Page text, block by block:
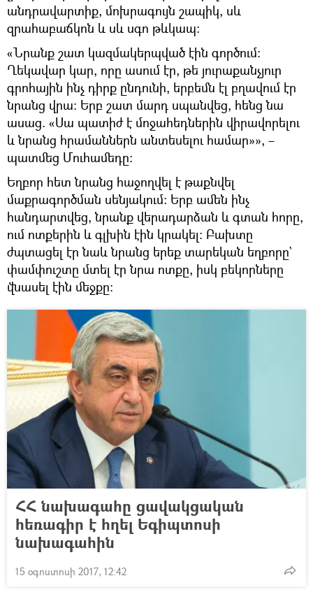
անդրավարտիք, մոխրագույն շապիկ, սև
զրահաբաճկոն և սև սգո թևկապ։
«Նրանք շատ կազմակերպված էին գործում։
Ղեկավար կար, որը ասում էր, թե յուրաքանչյուր
գրոհային ինչ դիրք ընդունի, երբեմն էլ բղավում էր
նրանց վրա։ Երբ շատ մարդ սպանվեց, հենց նա
ասաց. «Սա պատիժ է մոջահեդներին վիրավորելու
և նրանց հրամաններն անտեսելու համար»», –
պատմեց Մուհամեդը։
Եղբոր հետ նրանց հաջողվել է թաքնվել
մաքրագործման սենյակում։ Երբ ամեն ինչ
հանդարտվեց, նրանք վերադարձան և գտան հորը,
ում ոտքերին և գլխին էին կրակել։ Բախտը
ժպտացել էր նաև նրանց երեք տարեկան եղբորը`
փամփուշտը մտել էր նրա ոտքը, իսկ բեկորները
վնասել էին մեջքը։
ՀՀ նախագահը ցավակցական
հեռագիր է հղել Եգիպտոսի
նախագահին
15 օգոստոսի 2017, 12:42